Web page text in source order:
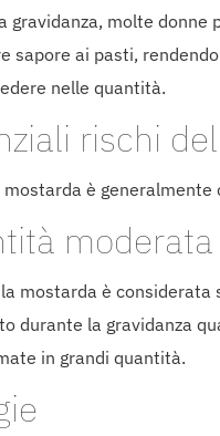
gravidanza, molte donne
sapore ai pasti,
nelle quantità.
rischi
è
moderata
mostarda è
durante la gravidanza
in grandi quantità.